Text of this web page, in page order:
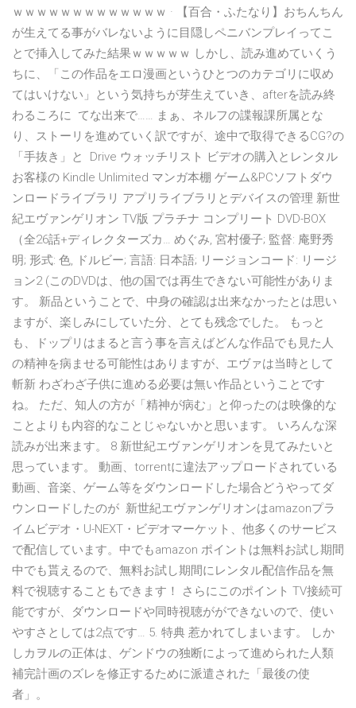
ｗｗｗｗｗｗｗｗｗｗｗｗｗ · 【百合・ふたなり】おちんちん
が生えてる事がバレないように目隠しペニバンプレイってこ
とで挿入してみた結果ｗｗｗｗｗ しかし、読み進めていくう
ちに、「この作品をエロ漫画というひとつのカテゴリに収め
てはいけない」という気持ちが芽生えていき、afterを読み終
わるころに てな出来で…… まぁ、ネルフの諜報課所属とな
り、ストーリを進めていく訳ですが、途中で取得できるCG?の
「手抜き」と Drive ウォッチリスト ビデオの購入とレンタル
お客様の Kindle Unlimited マンガ本棚 ゲーム&PCソフトダウ
ンロードライブラリ アプリライブラリとデバイスの管理 新世
紀エヴァンゲリオン TV版 プラチナ コンプリート DVD-BOX
（全26話+ディレクターズカ… めぐみ, 宮村優子; 監督: 庵野秀
明; 形式: 色, ドルビー; 言語: 日本語; リージョンコード: リージ
ョン2 (このDVDは、他の国では再生できない可能性がありま
す。 新品ということで、中身の確認は出来なかったとは思い
ますが、楽しみにしていた分、とても残念でした。 もっと
も、ドップリはまると言う事を言えばどんな作品でも見た人
の精神を病ませる可能性はありますが、エヴァは当時として
斬新 わざわざ子供に進める必要は無い作品ということです
ね。 ただ、知人の方が「精神が病む」と仰ったのは映像的な
ことよりも内容的なことじゃないかと思います。 いろんな深
読みが出来ます。 8 新世紀エヴァンゲリオンを見てみたいと
思っています。 動画、torrentに違法アップロードされている
動画、音楽、ゲーム等をダウンロードした場合どうやってダ
ウンロードしたのが 新世紀エヴァンゲリオンはamazonプラ
イムビデオ・U-NEXT・ビデオマーケット、他多くのサービス
で配信しています。中でもamazon ポイントは無料お試し期間
中でも貰えるので、無料お試し期間にレンタル配信作品を無
料で視聴することもできます！ さらにこのポイント TV接続可
能ですが、ダウンロードや同時視聴がができないので、使い
やすさとしては2点です… 5. 特典 惹かれてしまいます。 しか
しカヲルの正体は、ゲンドウの独断によって進められた人類
補完計画のズレを修正するために派遣された「最後の使
者」。